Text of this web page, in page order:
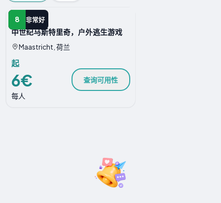
8 非常好
其他经验
中世纪马斯特里奇，户外逃生游戏
Maastricht, 荷兰
起
6€
每人
查询可用性